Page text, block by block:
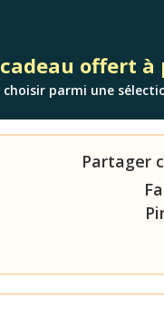
offert
choisir parmi une
Partager